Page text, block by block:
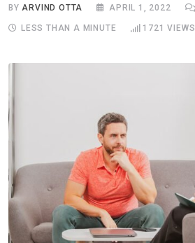
BY ARVIND OTTA APRIL 1, 2022
LESS THAN A MINUTE 1721 VIEWS